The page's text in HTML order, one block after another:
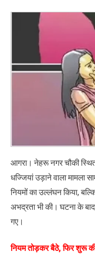
आगरा। नेहरू नगर चौकी स्थित
धज्जियां उड़ाने वाला
नियमों का उल्लंघन किया,
अभद्रता भी की। घटना के
गए।
नियम तोड़कर बैठे, फिर शुरू